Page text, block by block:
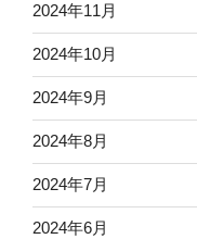
2024年11月
2024年10月
2024年9月
2024年8月
2024年7月
2024年6月